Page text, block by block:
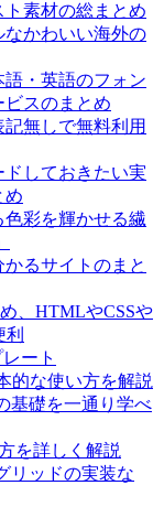
素材の総まとめ
かわいい海外の
・英語のフォン
ビスのまとめ
無しで無料利用
しておきたい実
め
色彩を輝かせる繊
るサイトのまと
、HTMLやCSSや
ート
的な使い方を解説
基礎を一通り学べ
を詳しく解説
リッドの実装な